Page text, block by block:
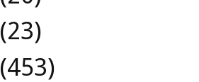
(23)
(453)